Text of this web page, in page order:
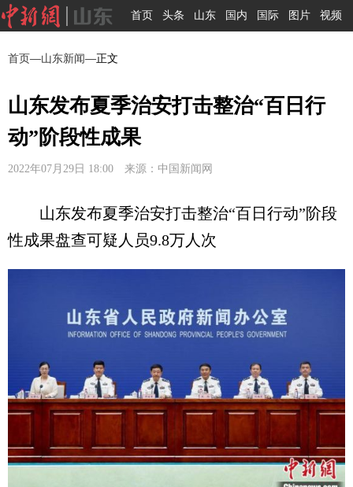
首页 头条 山东 国内 国际 图片 视频
首页—山东新闻—正文
山东发布夏季治安打击整治“百日行
动”阶段性成果
2022年07月29日 18:00 来源：中国新闻网
山东发布夏季治安打击整治“百日行动”阶段
性成果盘查可疑人员9.8万人次